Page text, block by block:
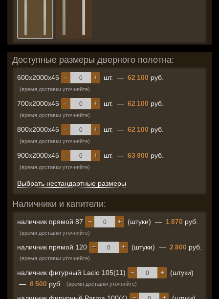
Доступные размеры дверного полотна:
600x2000x45 +
− шт. — 62 100 руб.
(время доставки уточняйте)
700x2000x45 +
− шт. — 62 100 руб.
(время доставки уточняйте)
800x2000x45 +
− шт. — 62 100 руб.
(время доставки уточняйте)
900x2000x45 +
− шт. — 63 900 руб.
(время доставки уточняйте)
Выбрать нестандартные размеры
Наличники и капители:
наличник прямой 87 +
− (штуки) — 1 870 руб.
(время доставки уточняйте)
наличник прямой 120 +
− (штуки) — 2 800 руб.
(время доставки уточняйте)
наличник фигурный Lacio 105(11) +
−
(штуки)
— 6 500 руб. (время доставки уточняйте)